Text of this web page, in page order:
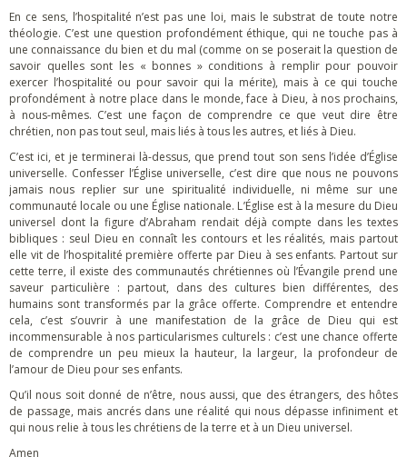
En ce sens, l’hospitalité n’est pas une loi, mais le substrat de toute notre
théologie. C’est une question profondément éthique, qui ne touche pas à
une connaissance du bien et du mal (comme on se poserait la question de
savoir quelles sont les « bonnes » conditions à remplir pour pouvoir
exercer l’hospitalité ou pour savoir qui la mérite), mais à ce qui touche
profondément à notre place dans le monde, face à Dieu, à nos prochains,
à nous-mêmes. C’est une façon de comprendre ce que veut dire être
chrétien, non pas tout seul, mais liés à tous les autres, et liés à Dieu.
C’est ici, et je terminerai là-dessus, que prend tout son sens l’idée d’Église
universelle. Confesser l’Église universelle, c’est dire que nous ne pouvons
jamais nous replier sur une spiritualité individuelle, ni même sur une
communauté locale ou une Église nationale. L’Église est à la mesure du Dieu
universel dont la figure d’Abraham rendait déjà compte dans les textes
bibliques : seul Dieu en connaît les contours et les réalités, mais partout
elle vit de l’hospitalité première offerte par Dieu à ses enfants. Partout sur
cette terre, il existe des communautés chrétiennes où l’Évangile prend une
saveur particulière : partout, dans des cultures bien différentes, des
humains sont transformés par la grâce offerte. Comprendre et entendre
cela, c’est s’ouvrir à une manifestation de la grâce de Dieu qui est
incommensurable à nos particularismes culturels : c’est une chance offerte
de comprendre un peu mieux la hauteur, la largeur, la profondeur de
l’amour de Dieu pour ses enfants.
Qu’il nous soit donné de n’être, nous aussi, que des étrangers, des hôtes
de passage, mais ancrés dans une réalité qui nous dépasse infiniment et
qui nous relie à tous les chrétiens de la terre et à un Dieu universel.
Amen